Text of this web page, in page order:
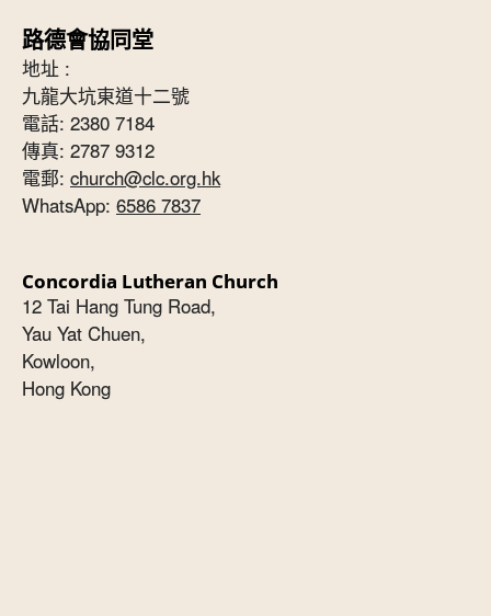
路德會協同堂
地址 :
九龍大坑東道十二號
電話: 2380 7184
傳真: 2787 9312
電郵: church@clc.org.hk
WhatsApp: 6586 7837
Concordia Lutheran Church
12 Tai Hang Tung Road,
Yau Yat Chuen,
Kowloon,
Hong Kong